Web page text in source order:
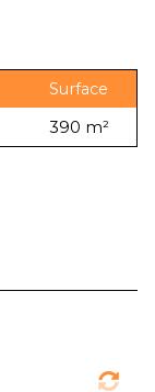
Surface
390 m²